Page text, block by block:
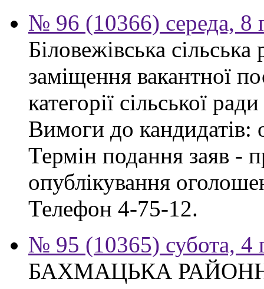
№ 96 (10366) середа, 8
Біловежівська
заміщення вакантної
категорії сільської
Вимоги до кандидатів:
Термін подання заяв -
опублікування
Телефон 4-75-12.
№ 95 (10365) субота, 4
БАХМАЦЬКА